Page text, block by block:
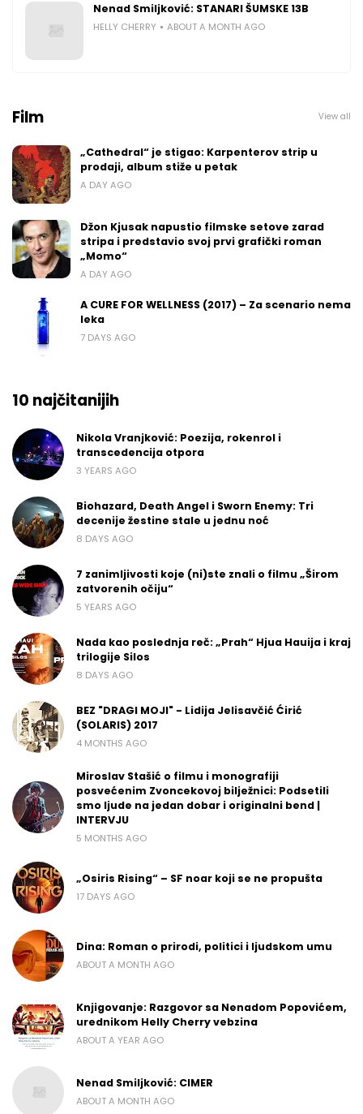
Nenad Smiljković: STANARI ŠUMSKE 13B
HELLY CHERRY ABOUT A MONTH AGO
Film View all
„Cathedral“ je stigao: Karpenterov strip u
prodaji, album stiže u petak
A DAY AGO
Džon Kjusak napustio filmske setove zarad
stripa i predstavio svoj prvi grafički roman
„Momo“
A DAY AGO
A CURE FOR WELLNESS (2017) – Za scenario nema
leka
7 DAYS AGO
10 najčitanijih
Nikola Vranjković: Poezija, rokenrol i
transcedencija otpora
3 YEARS AGO
Biohazard, Death Angel i Sworn Enemy: Tri
decenije žestine stale u jednu noć
8 DAYS AGO
7 zanimljivosti koje (ni)ste znali o filmu „Širom
zatvorenih očiju“
5 YEARS AGO
Nada kao poslednja reč: „Prah“ Hjua Hauija i kraj
trilogije Silos
8 DAYS AGO
BEZ "DRAGI MOJI" - Lidija Jelisavčić Ćirić
(SOLARIS) 2017
4 MONTHS AGO
Miroslav Stašić o filmu i monografiji
posvećenim Zvoncekovoj bilježnici: Podsetili
smo ljude na jedan dobar i originalni bend |
INTERVJU
5 MONTHS AGO
„Osiris Rising“ – SF noar koji se ne propušta
17 DAYS AGO
Dina: Roman o prirodi, politici i ljudskom umu
ABOUT A MONTH AGO
Knjigovanje: Razgovor sa Nenadom Popovićem,
urednikom Helly Cherry vebzina
ABOUT A YEAR AGO
Nenad Smiljković: CIMER
ABOUT A MONTH AGO